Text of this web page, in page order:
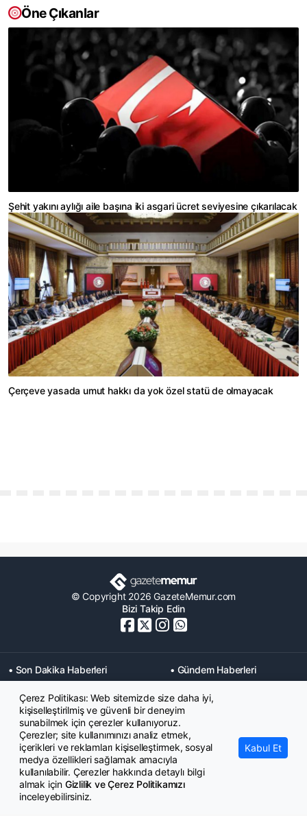
Öne Çıkanlar
Şehit yakını aylığı aile başına iki asgari ücret seviyesine çıkarılacak
Çerçeve yasada umut hakkı da yok özel statü de olmayacak
© Copyright 2026 GazeteMemur.com
Bizi Takip Edin
• Son Dakika Haberleri
• Gündem Haberleri
• Memurlar Haberleri
• KPSS Haberleri
• Ekonomi Haberleri
• Eğitim Haberleri
• Yaşam Haberleri
• Maaş Verileri Haberleri
• Mahkeme Kararları
Haberleri
Çerez Politikası: Web sitemizde size daha iyi,
kişiselleştirilmiş ve güvenli bir deneyim
sunabilmek için çerezler kullanıyoruz.
Çerezler; site kullanımınızı analiz etmek,
içerikleri ve reklamları kişiselleştirmek, sosyal
medya özellikleri sağlamak amacıyla
kullanılabilir. Çerezler hakkında detaylı bilgi
almak için Gizlilik ve Çerez Politikamızı
inceleyebilirsiniz.
Kabul Et